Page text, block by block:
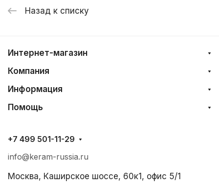
Назад к списку
Интернет-магазин
Компания
Информация
Помощь
+7 499 501-11-29
info@keram-russia.ru
Москва, Каширское шоссе, 60к1, офис 5/1